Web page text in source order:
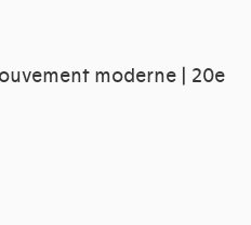
moderne | 20e